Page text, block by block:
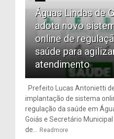
Águas Lindas de
adota novo
online de
saúde para
atendimento
Prefeito Lucas Antonietti
implantação de sistema
regulação da saúde em
Goiás e Secretário Municipal
de...
Readmore